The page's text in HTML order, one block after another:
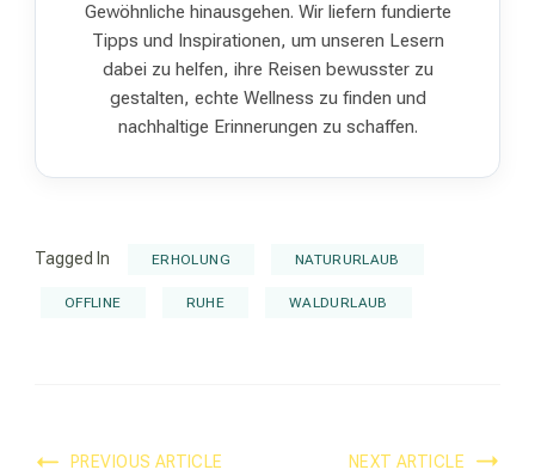
Gewöhnliche hinausgehen. Wir liefern fundierte
Tipps und Inspirationen, um unseren Lesern
dabei zu helfen, ihre Reisen bewusster zu
gestalten, echte Wellness zu finden und
nachhaltige Erinnerungen zu schaffen.
Tagged In ERHOLUNG NATURURLAUB
OFFLINE RUHE WALDURLAUB
PostPREVIOUS ARTICLE NEXT ARTICLE